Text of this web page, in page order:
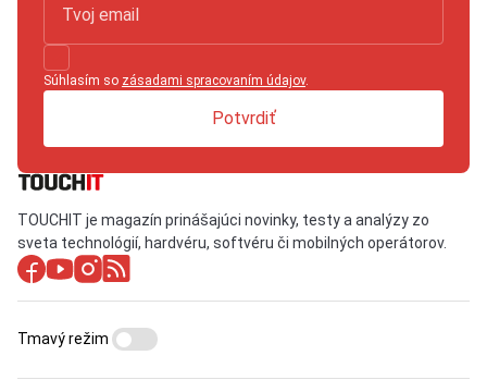
Súhlasím so zásadami spracovaním údajov.
Potvrdiť
TOUCHIT je magazín prinášajúci novinky, testy a analýzy zo
sveta technológií, hardvéru, softvéru či mobilných operátorov.
Tmavý režim